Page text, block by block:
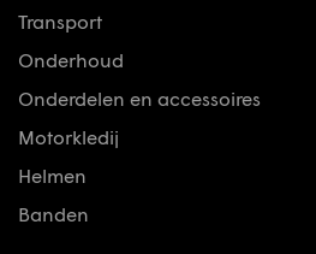
Transport
Onderhoud
Onderdelen en accessoires
Motorkledij
Helmen
Banden